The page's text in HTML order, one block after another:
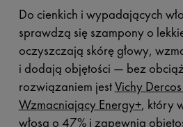
Do cienkich i wypadających
sprawdzą się szampony o
oczyszczają skórę głowy,
i dodają objętości — bez
rozwiązaniem jestVichy
Wzmacniający Energy+, który
włosa o 47% i zapewnia